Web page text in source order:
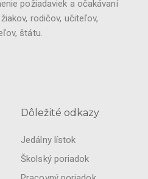
požiadaviek a očakávaní
rodičov, učiteľov,
štátu.
Dôležité odkazy
Jedálny lístok
Školský poriadok